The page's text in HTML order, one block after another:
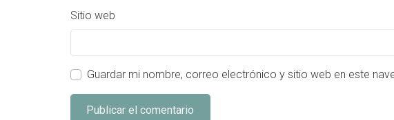
Sitio web
Guardar mi nombre, correo electrónico y sitio web en este